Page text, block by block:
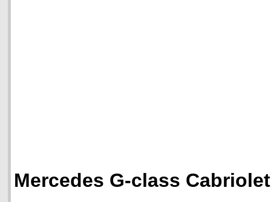
Mercedes G-class